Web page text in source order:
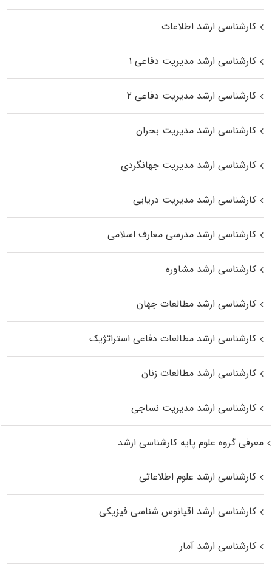
کارشناسی ارشد اطلاعات
کارشناسی ارشد مدیریت دفاعی ۱
کارشناسی ارشد مدیریت دفاعی ۲
کارشناسی ارشد مدیریت بحران
کارشناسی ارشد مدیریت جهانگردی
کارشناسی ارشد مدیریت دریایی
کارشناسی ارشد مدرسی معارف اسلامی
کارشناسی ارشد مشاوره
کارشناسی ارشد مطالعات جهان
کارشناسی ارشد مطالعات دفاعی استراتژیک
کارشناسی ارشد مطالعات زنان
کارشناسی ارشد مدیریت نساجی
معرفی گروه علوم پایه کارشناسی ارشد
کارشناسی ارشد علوم اطلاعاتی
کارشناسی ارشد اقیانوس‌ شناسی فیزیکی
کارشناسی ارشد آمار